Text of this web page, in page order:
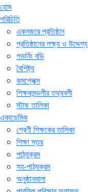
হোম
পরিচিতি
একনজরে প্রতিষ্ঠান
প্রতিষ্ঠানের লক্ষ্য ও উদ্দেশ্য
গভর্নিং বডি
বৈশিষ্ট্য
কমপ্লেক্স
শিক্ষকমন্ডলীর তথ্যবলী
স্টাফ তালিকা
একাডেমিক
শ্রেণী শিক্ষকের তালিকা
শিক্ষা স্তর
পাঠ্যক্রম
সহ-পাঠ্যক্রম
অনুষ্ঠানমালা